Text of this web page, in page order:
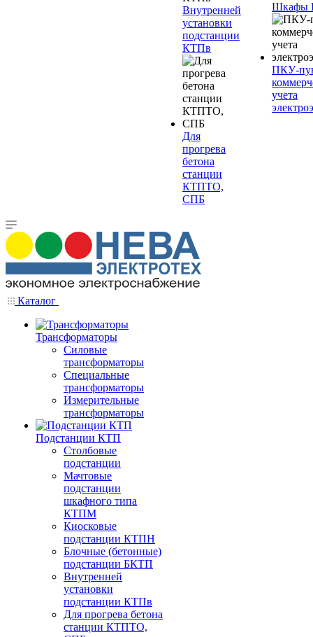
Внутренней
установки
подстанции
КТПв
Для
прогрева
бетона
станции
КТПТО,
СПБ
Шкафы
ПКУ-
учета
Каталог
Трансформаторы
Силовые
трансформаторы
Специальные
трансформаторы
Измерительные
трансформаторы
Подстанции КТП
Столбовые
подстанции
Мачтовые
подстанции
шкафного типа
КТПМ
Киосковые
подстанции КТПН
Блочные (бетонные)
подстанции БКТП
Внутренней
установки
подстанции КТПв
Для прогрева бетона
станции КТПТО,